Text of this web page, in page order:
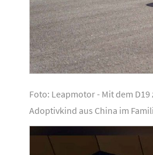
Foto: Leapmotor - Mit dem
Adoptivkind aus China im